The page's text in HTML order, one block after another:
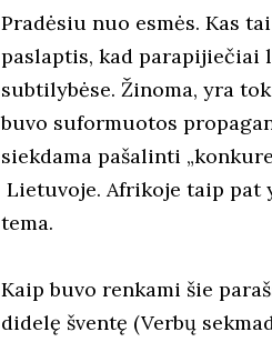
Pradėsiu nuo esmės. Kas
paslaptis, kad parapijiečiai
subtilybėse. Žinoma, yra
buvo suformuotos
siekdama pašalinti
Lietuvoje. Afrikoje taip pat
tema.
Kaip buvo renkami šie
didelę šventę (Verbų